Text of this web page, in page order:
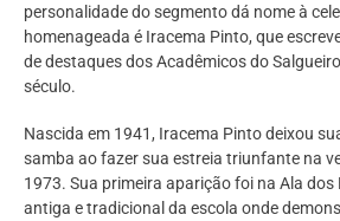
personalidade do segmento dá nome à
homenageada é Iracema Pinto, que
de destaques dos Acadêmicos do
século.
Nascida em 1941, Iracema Pinto deixou
samba ao fazer sua estreia triunfante na
1973. Sua primeira aparição foi na Ala
antiga e tradicional da escola onde